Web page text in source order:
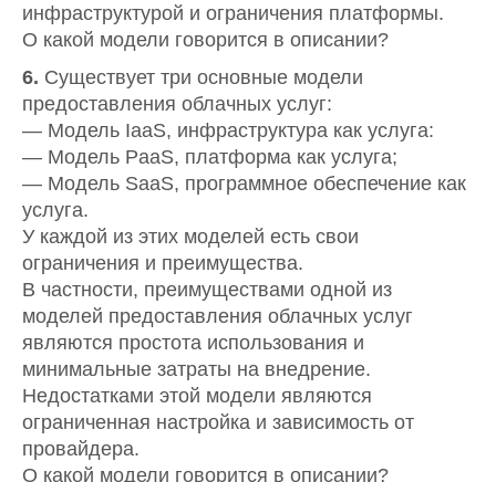
инфраструктурой и ограничения платформы.
О какой модели говорится в описании?
6. Существует три основные модели
предоставления облачных услуг:
— Модель IaaS, инфраструктура как услуга:
— Модель PaaS, платформа как услуга;
— Модель SaaS, программное обеспечение как
услуга.
У каждой из этих моделей есть свои
ограничения и преимущества.
В частности, преимуществами одной из
моделей предоставления облачных услуг
являются простота использования и
минимальные затраты на внедрение.
Недостатками этой модели являются
ограниченная настройка и зависимость от
провайдера.
О какой модели говорится в описании?